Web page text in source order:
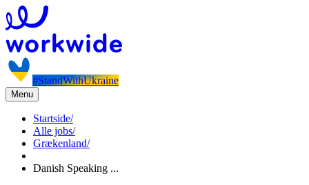
#StandWithUkraine
Menu
Startside/
Alle jobs/
Grækenland/
Danish Speaking ...